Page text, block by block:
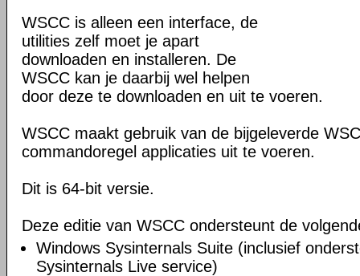
WSCC is alleen een interface, de
utilities zelf moet je apart
downloaden en installeren. De
WSCC kan je daarbij wel helpen
door deze te downloaden en uit te voeren.
WSCC maakt gebruik van de bijgeleverde
commandoregel applicaties uit te voeren.
Dit is 64-bit versie.
Deze editie van WSCC ondersteunt de
Windows Sysinternals Suite (inclusief
Sysinternals Live service)